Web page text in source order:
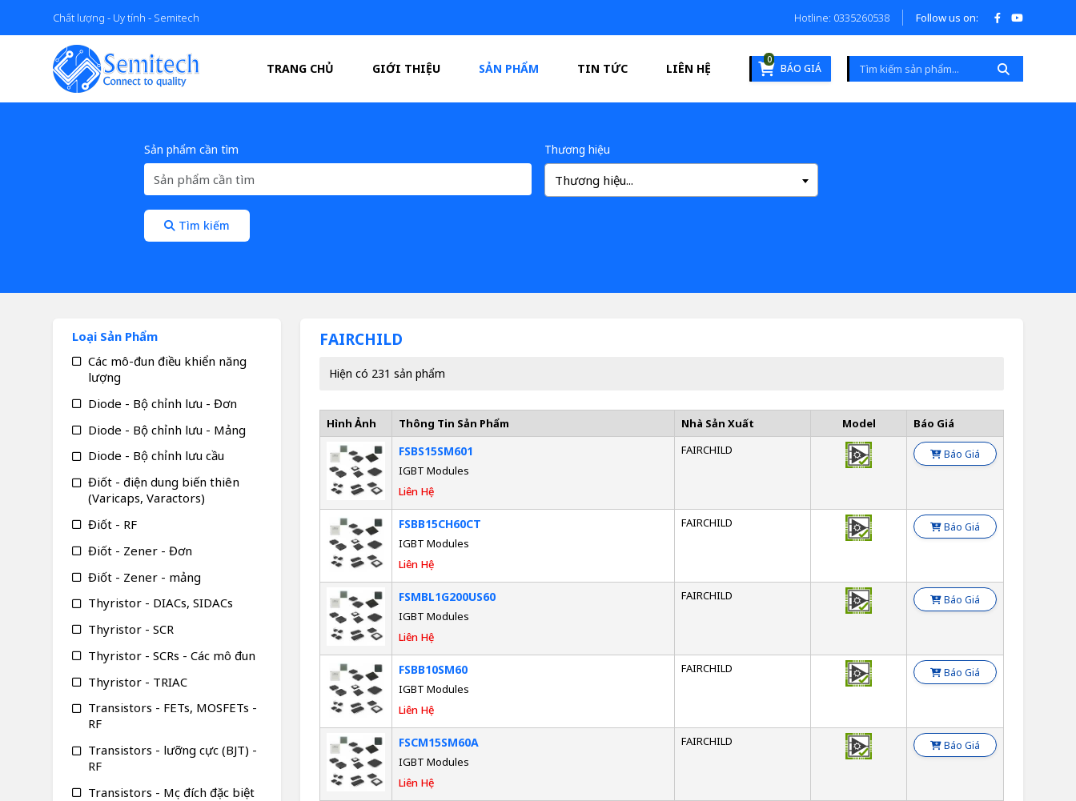
Chất lượng - Uy tính - Semitech Hotline: 0335260538 Follow us on:
TRANG CHỦ GIỚI THIỆU SẢN PHẨM TIN TỨC LIÊN HỆ
0
BÁO GIÁ
Sản phẩm cần tìm Thương hiệu
Thương hiệu...
Tìm kiếm
FAIRCHILD
Hiện có 231 sản phẩm
Hình Ảnh Thông Tin Sản Phẩm Nhà Sản Xuất Model Báo Giá
FSBS15SM601
IGBT Modules
Liên Hệ
FAIRCHILD Báo Giá
FSBB15CH60CT
IGBT Modules
Liên Hệ
FAIRCHILD Báo Giá
FSMBL1G200US60
IGBT Modules
Liên Hệ
FAIRCHILD Báo Giá
FSBB10SM60
IGBT Modules
Liên Hệ
FAIRCHILD Báo Giá
FSCM15SM60A
IGBT Modules
Liên Hệ
FAIRCHILD Báo Giá
Loại Sản Phẩm
Các mô-đun điều khiển năng
lượng
Diode - Bộ chỉnh lưu - Đơn
Diode - Bộ chỉnh lưu - Mảng
Diode - Bộ chỉnh lưu cầu
Điốt - điện dung biến thiên
(Varicaps, Varactors)
Điốt - RF
Điốt - Zener - Đơn
Điốt - Zener - mảng
Thyristor - DIACs, SIDACs
Thyristor - SCR
Thyristor - SCRs - Các mô đun
Thyristor - TRIAC
Transistors - FETs, MOSFETs -
RF
Transistors - lưỡng cực (BJT) -
RF
Transistors - Mục đích đặc biệt